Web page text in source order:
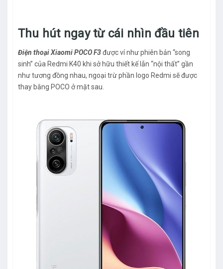
Thu hút ngay từ cái nhìn đầu tiên
Điện thoại Xiaomi POCO F3được ví như phiên bản “song
sinh” của Redmi K40 khi sở hữu thiết kế lẫn “nội thất” gần
như tương đồng nhau, ngoại trừ phần logo Redmi sẽ được
thay bằng POCO ở mặt sau.